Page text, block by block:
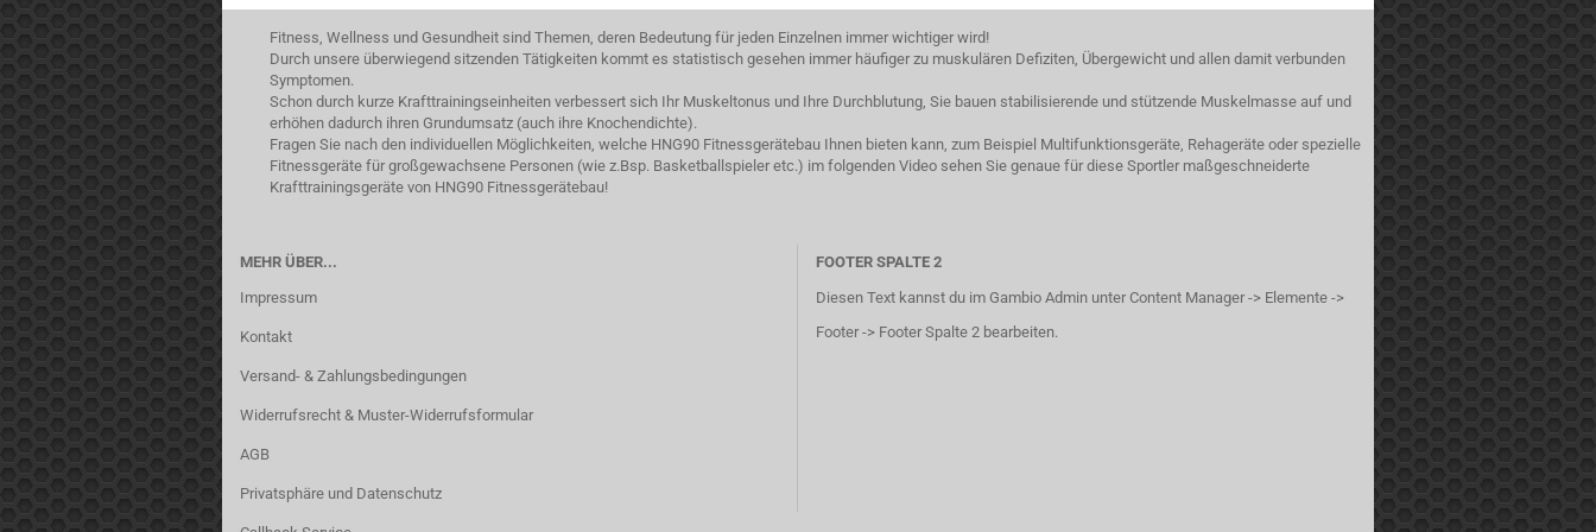
Fitness, Wellness und Gesundheit sind Themen, deren Bedeutung für jeden Einzelnen immer wichtiger wird!
Durch unsere überwiegend sitzenden Tätigkeiten kommt es statistisch gesehen immer häufiger zu muskulären Defiziten, Übergewicht und allen damit verbunden
Symptomen.
Schon durch kurze Krafttrainingseinheiten verbessert sich Ihr Muskeltonus und Ihre Durchblutung, Sie bauen stabilisierende und stützende Muskelmasse auf und
erhöhen dadurch ihren Grundumsatz (auch ihre Knochendichte).
Fragen Sie nach den individuellen Möglichkeiten, welche HNG90 Fitnessgerätebau Ihnen bieten kann, zum Beispiel Multifunktionsgeräte, Rehageräte oder spezielle
Fitnessgeräte für großgewachsene Personen (wie z.Bsp. Basketballspieler etc.) im folgenden Video sehen Sie genaue für diese Sportler maßgeschneiderte
Krafttrainingsgeräte von HNG90 Fitnessgerätebau!
MEHR ÜBER...
Impressum
Kontakt
Versand- & Zahlungsbedingungen
Widerrufsrecht & Muster-Widerrufsformular
AGB
Privatsphäre und Datenschutz
FOOTER SPALTE 2
Diesen Text kannst du im Gambio Admin unter Content Manager -> Elemente ->
Footer -> Footer Spalte 2 bearbeiten.